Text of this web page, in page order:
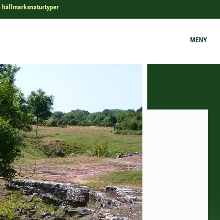
hällmarksnaturtyper
MENY